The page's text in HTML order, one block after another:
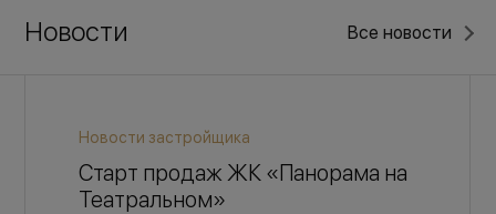
Новости Все новости
Новости застройщика
Старт продаж ЖК «Панорама на
Театральном»